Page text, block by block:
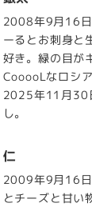
2008年9月16日
ーるとお刺身と
好き。緑の目が
CooooLなロシア
2025年11月30
し。
仁
2009年9月16
とチーズと甘い